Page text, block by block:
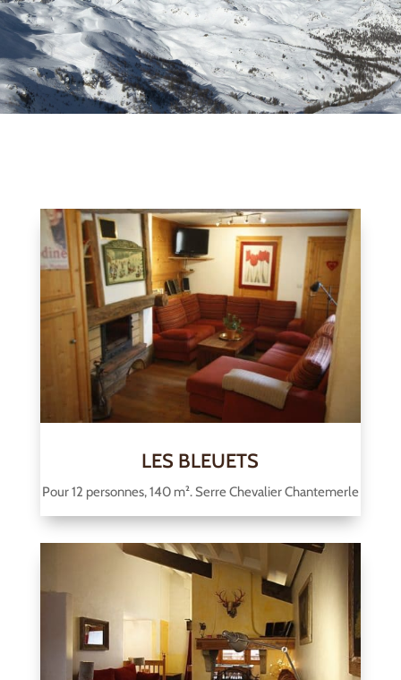
LES BLEUETS
Pour 12 personnes, 140 m². Serre Chevalier Chantemerle